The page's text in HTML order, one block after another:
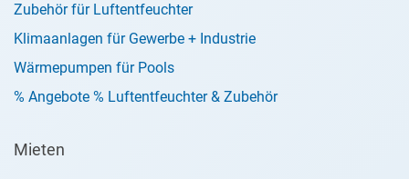
Zubehör für Luftentfeuchter
Klimaanlagen für Gewerbe + Industrie
Wärmepumpen für Pools
% Angebote % Luftentfeuchter & Zubehör
Mieten